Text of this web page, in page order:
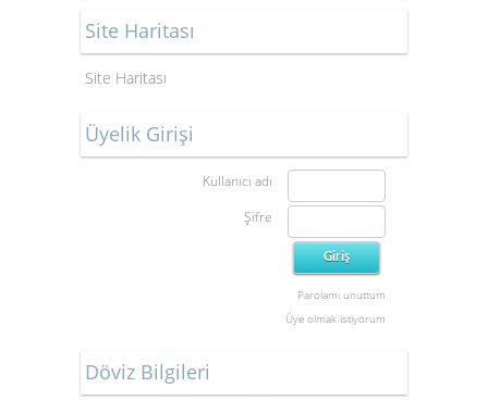
Site Haritası
Site Haritası
Üyelik Girişi
Kullanıcı adı
Şifre
Parolamı unuttum
Üye olmak istiyorum
Döviz Bilgileri